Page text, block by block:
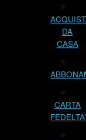
DA
CASA
CARTA
FEDELTA’